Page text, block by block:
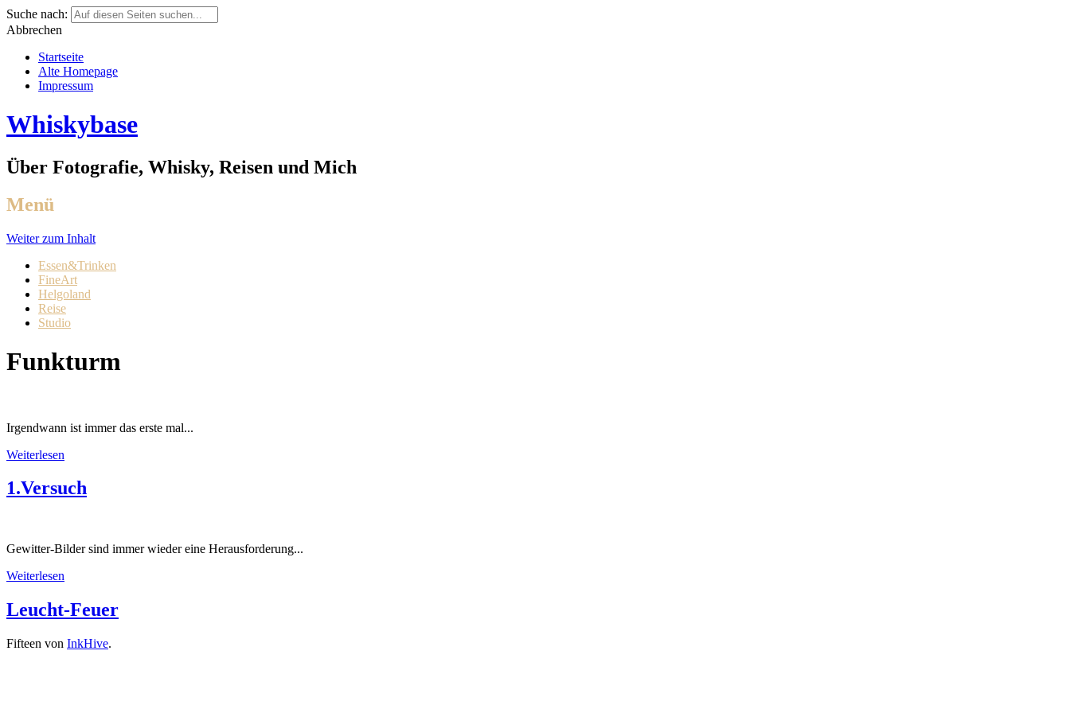
Suche nach:
Abbrechen
Startseite
Alte Homepage
Impressum
Whiskybase
Über Fotografie, Whisky, Reisen und Mich
Menü
Weiter zum Inhalt
Essen&Trinken
FineArt
Helgoland
Reise
Studio
Funkturm
Irgendwann ist immer das erste mal...
Weiterlesen
1.Versuch
Gewitter-Bilder sind immer wieder eine Herausforderung...
Weiterlesen
Leucht-Feuer
Fifteen von InkHive.